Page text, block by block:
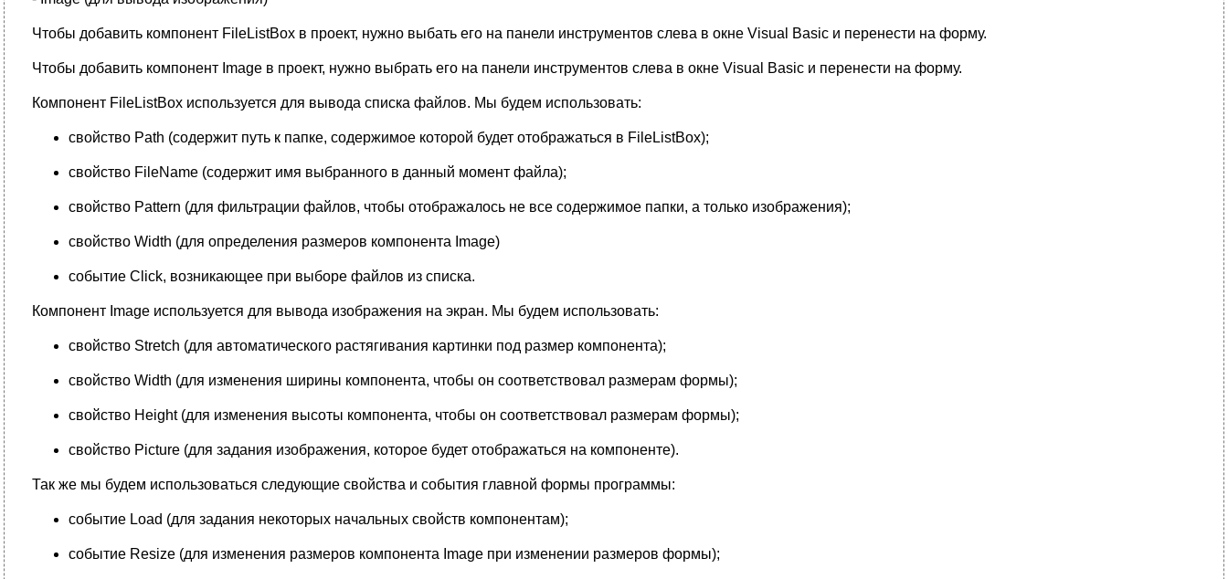
Чтобы добавить компонент FileListBox в проект, нужно выбать его на панели инструментов слева в окне Visual Basic и перенести на форму.
Чтобы добавить компонент Image в проект, нужно выбрать его на панели инструментов слева в окне Visual Basic и перенести на форму.
Компонент FileListBox используется для вывода списка файлов. Мы будем использовать:
свойство Path (содержит путь к папке, содержимое которой будет отображаться в FileListBox);
свойство FileName (содержит имя выбранного в данный момент файла);
свойство Pattern (для фильтрации файлов, чтобы отображалось не все содержимое папки, а только изображения);
свойство Width (для определения размеров компонента Image)
событие Click, возникающее при выборе файлов из списка.
Компонент Image используется для вывода изображения на экран. Мы будем использовать:
свойство Stretch (для автоматического растягивания картинки под размер компонента);
свойство Width (для изменения ширины компонента, чтобы он соответствовал размерам формы);
свойство Height (для изменения высоты компонента, чтобы он соответствовал размерам формы);
свойство Picture (для задания изображения, которое будет отображаться на компоненте).
Так же мы будем использоваться следующие свойства и события главной формы программы:
событие Load (для задания некоторых начальных свойств компонентам);
событие Resize (для изменения размеров компонента Image при изменении размеров формы);